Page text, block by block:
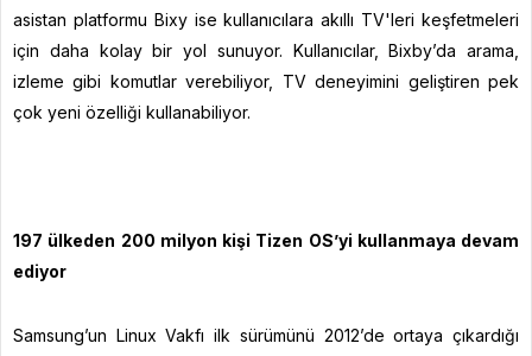
asistan platformu Bixy ise kullanıcılara akıllı TV'leri keşfetmeleri
için daha kolay bir yol sunuyor. Kullanıcılar, Bixby’da arama,
izleme gibi komutlar verebiliyor, TV deneyimini geliştiren pek
çok yeni özelliği kullanabiliyor.
197 ülkeden 200 milyon kişi Tizen OS’yi kullanmaya devam
ediyor
Samsung’un Linux Vakfı ilk sürümünü 2012’de ortaya çıkardığı